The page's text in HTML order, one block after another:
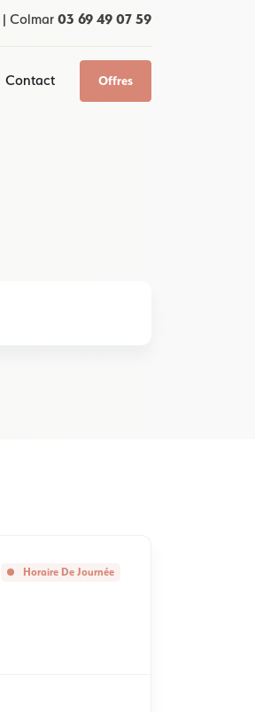
| Colmar 03 69 49 07 59
Contact Offres
Horaire De Journée